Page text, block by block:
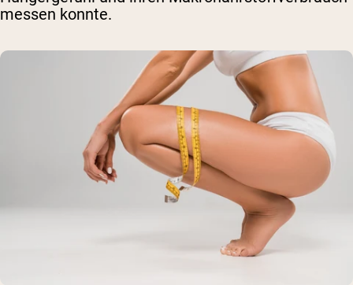
messen konnte.